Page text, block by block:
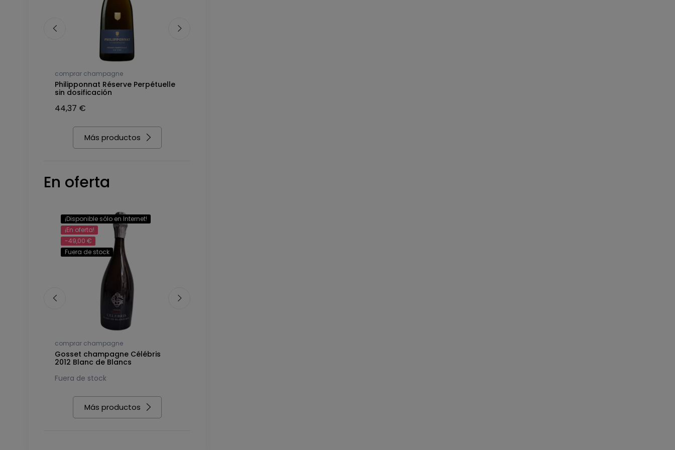
comprar champagne
Philipponnat Réserve Perpétuelle
sin dosificación
44,37 €
Más productos
En oferta
¡Disponible sólo en Internet!
¡En oferta!
-49,00 €
Fuera de stock
comprar champagne
Gosset champagne Célébris
2012 Blanc de Blancs
Fuera de stock
Más productos